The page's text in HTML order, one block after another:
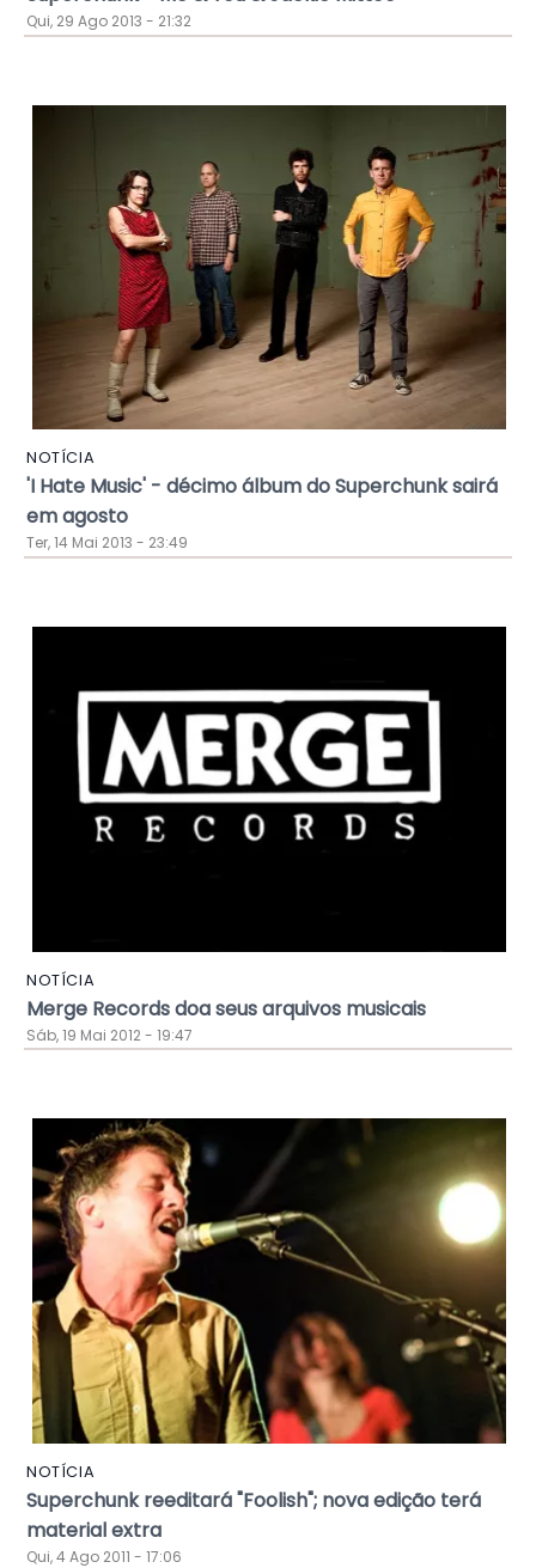
Qui, 29 Ago 2013 - 21:32
NOTÍCIA
'I Hate Music' - décimo álbum do Superchunk sairá
em agosto
Ter, 14 Mai 2013 - 23:49
NOTÍCIA
Merge Records doa seus arquivos musicais
Sáb, 19 Mai 2012 - 19:47
NOTÍCIA
Superchunk reeditará "Foolish"; nova edição terá
material extra
Qui, 4 Ago 2011 - 17:06